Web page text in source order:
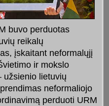
buvo perduotas
reikalų
įskaitant neformalųjį
ir mokslo
užsienio lietuvių
neformaliojo
perduoti URM